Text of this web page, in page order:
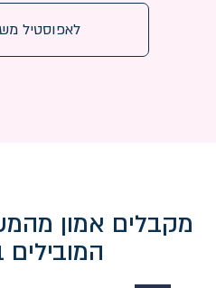
לאפוסטיל
מקבלים אמון